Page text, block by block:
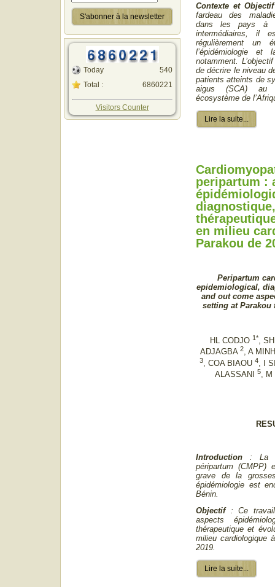
Today
Total :
540
6860221
Visitors Counter
Contexte et
fardeau des
dans les pays à
intermédiaires, il
régulièrement un
l’épidémiologie
notamment.
de décrire le niveau
patients atteints de
aigus (SCA) au
écosystème de
Lire la suite...
peripartum :
diagnostique,
en milieu
Parakou de
Peripartum
epidemiological,
and out come
setting at Parakou
HL CODJO 1*,
ADJAGBA 2, A
3, COA BIAOU 4, I
ALASSANI
5, M
Introduction
: La
péripartum (CMPP)
grave de la
épidémiologie est
Bénin.
Objectif: Ce
aspects
thérapeutique et
milieu cardiologique
2019.
Lire la suite...